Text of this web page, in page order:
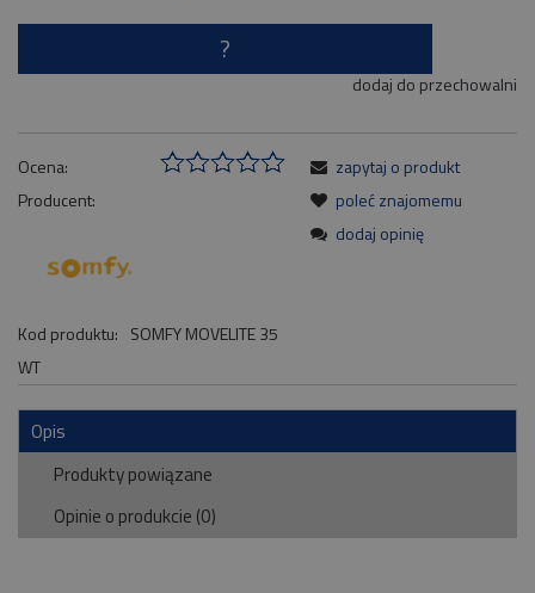
?
dodaj do przechowalni
Ocena:
Producent:
Kod produktu: SOMFY MOVELITE 35
WT
zapytaj o produkt
poleć znajomemu
dodaj opinię
Opis
Produkty powiązane
Opinie o produkcie (0)